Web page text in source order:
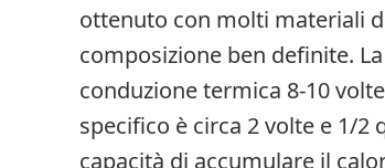
ottenuto con molti materiali
composizione ben definite.
conduzione termica 8-10
specifico è circa 2 volte e 1/
capacità di accumulare il